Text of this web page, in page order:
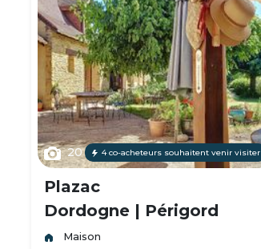
20 4 co-acheteurs souhaitent venir visiter
Plazac
Dordogne | Périgord
Maison